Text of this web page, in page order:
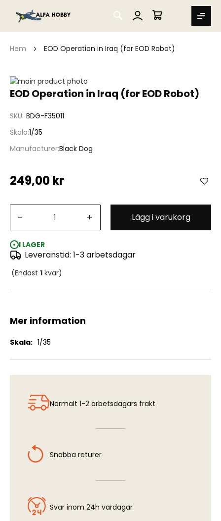
SEARCH
MIN VARUKORG
Hem EOD Operation in Iraq (for EOD Robot)
EOD Operation in Iraq (for EOD Robot)
SKU BDG-F35011
Skala 1/35
ManufacturerBlack Dog
249,00 kr
- + Lägg i varukorg
I LAGER
Leveranstid: 1-3 arbetsdagar
(Endast 1 kvar)
Hoppa
till
bildgalleriet
Hoppa
av
bildgalleriet
Mer information
Mer
1/35
Normalt 1-2 arbetsdagars frakt
Snabba returer
Svar inom 24h vardagar